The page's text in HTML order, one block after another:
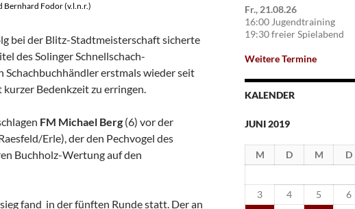
Bernhard Fodor (v.l.n.r.)
bei der Blitz-Stadtmeisterschaft sicherte
des Solinger Schnellschach-
Schachbuchhändler erstmals wieder seit
Bedenkzeit zu erringen.
FM Michael Berg (6) vor der
Erle), der den Pechvogel des
Buchholz-Wertung auf den
fand in der fünften Runde statt. Der an
Fr., 21.08.26
16:00 Jugendtraining
19:30 freier Spielabend
Weitere Termine
KALENDER
JUNI 2019
M D M D
3
4 5 6